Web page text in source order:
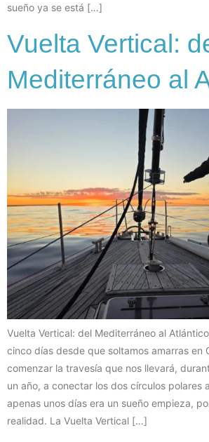
sueño ya se está […]
Vuelta Vertical:
Mediterráneo al
Vuelta Vertical: del Mediterráneo al
cinco días desde que soltamos amarras en
comenzar la travesía que nos llevará,
un año, a conectar los dos círculos polares
apenas unos días era un sueño empieza,
realidad. La Vuelta Vertical […]